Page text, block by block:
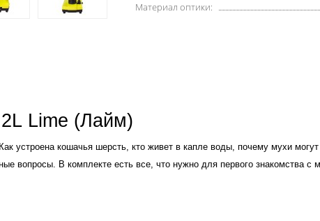
Материал оптики:
Lime (Лайм)
устроена кошачья шерсть, кто живет в капле воды, почему мухи
вопросы. В комплекте есть все, что нужно для первого знакомства с